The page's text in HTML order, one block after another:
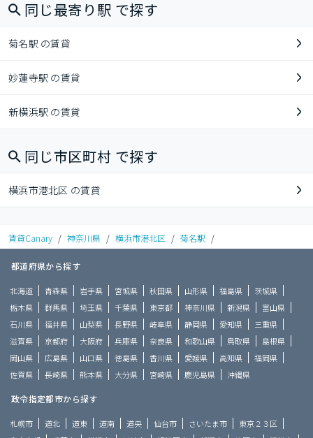
同じ最寄り駅 で探す
菊名駅 の賃貸
妙蓮寺駅 の賃貸
新横浜駅 の賃貸
同じ市区町村 で探す
横浜市港北区 の賃貸
賃貸Canary / 神奈川県 / 横浜市港北区 / 菊名駅 /
都道府県から探す
北海道 青森県 岩手県 宮城県 秋田県 山形県 福島県
茨城県
栃木県
群馬県 埼玉県 千葉県 東京都 神奈川県 新潟県
富山県
石川県
福井県 山梨県 長野県 岐阜県 静岡県 愛知県
三重県
滋賀県
京都府 大阪府 兵庫県 奈良県 和歌山県 鳥取県
島根県
岡山県
広島県 山口県 徳島県 香川県 愛媛県 高知県
福岡県
佐賀県
長崎県 熊本県 大分県 宮崎県 鹿児島県 沖縄県
政令指定都市から探す
札幌市 道北 道東 道南 道央 仙台市 さいたま市
東京２３区